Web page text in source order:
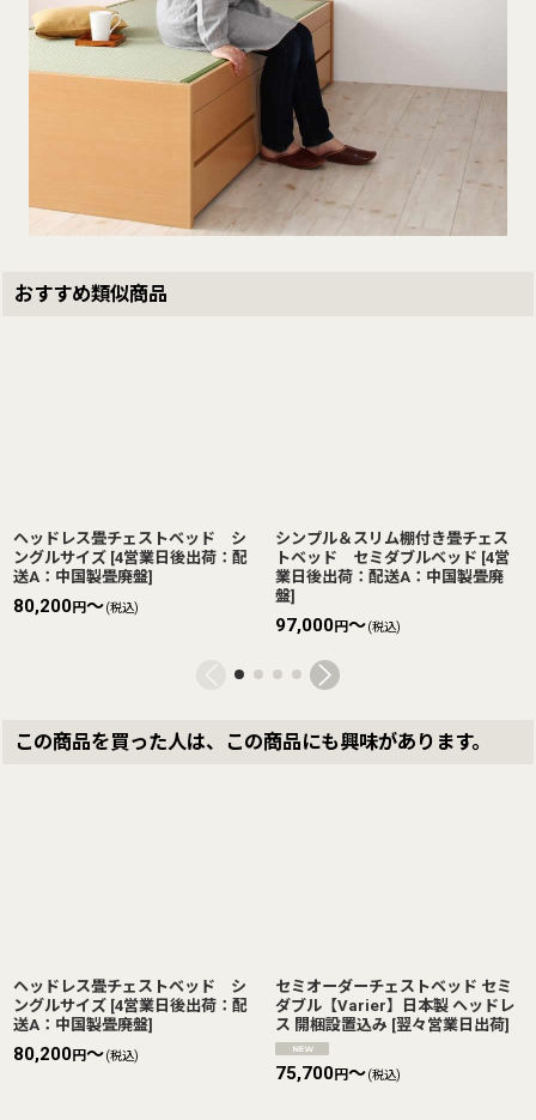
おすすめ類似商品
ヘッドレス畳チェストベッド シ
ングルサイズ [4営業日後出荷：配
送A：中国製畳廃盤]
80,200円～(税込)
シンプル＆スリム棚付き畳チェス
トベッド セミダブルベッド [4営
業日後出荷：配送A：中国製畳廃
盤]
97,000円～(税込)
この商品を買った人は、この商品にも興味があります。
ヘッドレス畳チェストベッド シ
ングルサイズ [4営業日後出荷：配
送A：中国製畳廃盤]
80,200円～(税込)
セミオーダーチェストベッド セミ
ダブル【Varier】日本製 ヘッドレ
ス 開梱設置込み [翌々営業日出荷]
75,700円～(税込)